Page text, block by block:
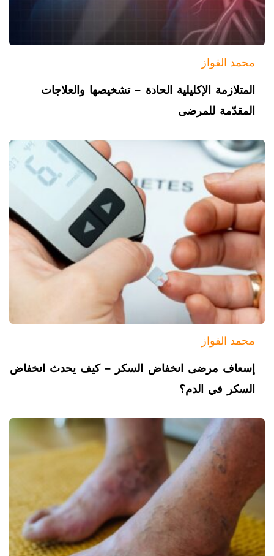
محمد الفواز
المتلازمة الإكليلية الحادة – تشخيصها والعلاجات
المقدّمة للمرضى
محمد الفواز
إسعاف مرضى انخفاض السكر – كيف يحدث انخفاض
السكر في الدم؟